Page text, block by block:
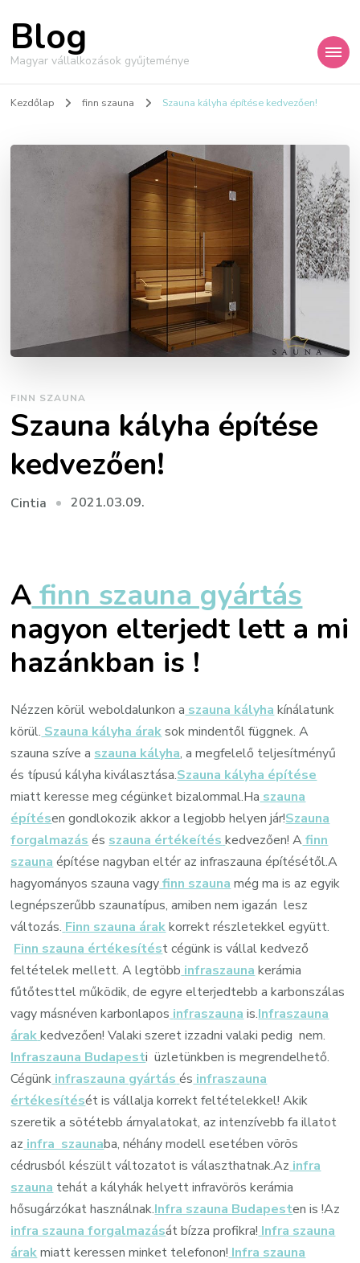
Blog
Magyar vállalkozások gyűjteménye
Kezdőlap finn szauna Szauna kályha építése kedvezően!
FINN SZAUNA
Szauna kályha építése
kedvezően!
Cintia 2021.03.09.
Afinn szauna gyártás
nagyon elterjedt lett a mi
hazánkban is !
Nézzen körül weboldalunkon a szauna kályha kínálatunk
körül. Szauna kályha áraksok mindentől függnek. A
szauna szíve a szauna kályha, a megfelelő teljesítményű
és típusú kályha kiválasztása.Szauna kályha építése
miatt keresse meg cégünket bizalommal.Ha szauna
építésen gondlokozik akkor a legjobb helyen jár!Szauna
forgalmazás és szauna értékeítés kedvezően! Afinn
szauna építése nagyban eltér az infraszauna építésétől.A
hagyományos szauna vagyfinn szauna még ma is az egyik
legnépszerűbb szaunatípus, amiben nem igazán lesz
változás. Finn szauna árakkorrekt részletekkel együtt.
Finn szauna értékesítést cégünk is vállal kedvező
feltételek mellett. A legtöbb infraszauna kerámia
fűtőtesttel működik, de egyre elterjedtebb a karbonszálas
vagy másnéven karbonlapos infraszauna is.Infraszauna
árak kedvezően! Valaki szeret izzadni valaki pedig nem.
Infraszauna Budapesti üzletünkben is megrendelhető.
Cégünk infraszauna gyártás és infraszauna
értékesítését is vállalja korrekt feltételekkel! Akik
szeretik a sötétebb árnyalatokat, az intenzívebb fa illatot
az infra szaunaba, néhány modell esetében vörös
cédrusból készült változatot is választhatnak.Az infra
szauna tehát a kályhák helyett infravörös kerámia
hősugárzókat használnak.Infra szauna Budapesten is !Az
infra szauna forgalmazását bízza profikra! Infra szauna
árakmiatt keressen minket telefonon! Infra szauna